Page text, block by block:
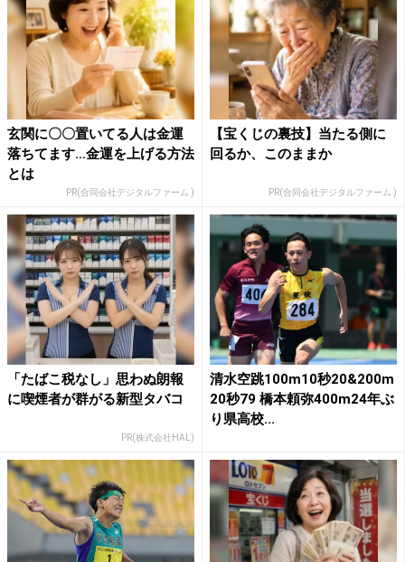
玄関に〇〇置いてる人は金運
落ちてます…金運を上げる方法
とは
PR(合同会社デジタルファーム )
【宝くじの裏技】当たる側に
回るか、このままか
PR(合同会社デジタルファーム )
「たばこ税なし」思わぬ朗報
に喫煙者が群がる新型タバコ
PR(株式会社HAL)
清水空跳100m10秒20&200m
20秒79 橋本頼弥400m24年ぶ
り県高校...